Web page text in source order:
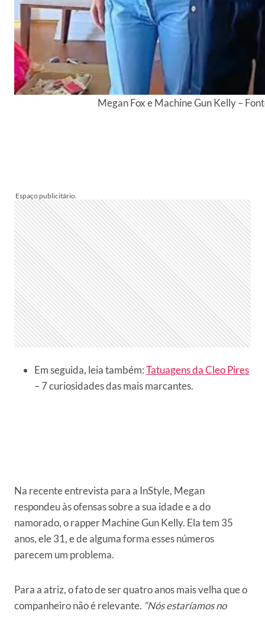
Megan Fox e Machine Gun Kelly –
Em seguida, leia também:Tatuagens da Cleo Pires
– 7 curiosidades das mais marcantes.
Na recente entrevista para a InStyle, Megan
respondeu às ofensas sobre a sua idade e a do
namorado, o rapper Machine Gun Kelly. Ela tem 35
anos, ele 31, e de alguma forma esses números
parecem um problema.
Para a atriz, o fato de ser quatro anos mais velha que o
companheiro não é relevante. “Nós estaríamos no